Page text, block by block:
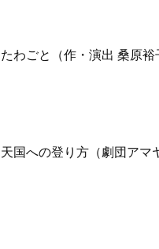
たわごと（作・演出 桑原
天国への登り方（劇団アマ